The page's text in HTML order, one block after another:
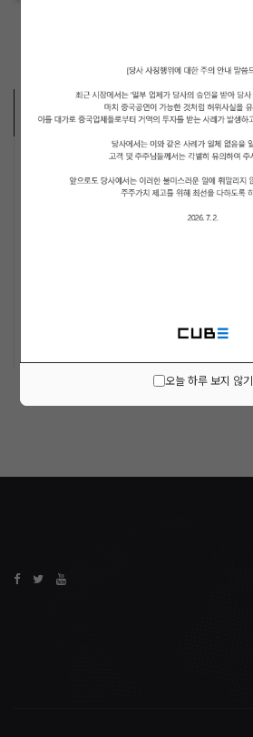
오늘 하루 보지 않기
ARTISTS VIDEO